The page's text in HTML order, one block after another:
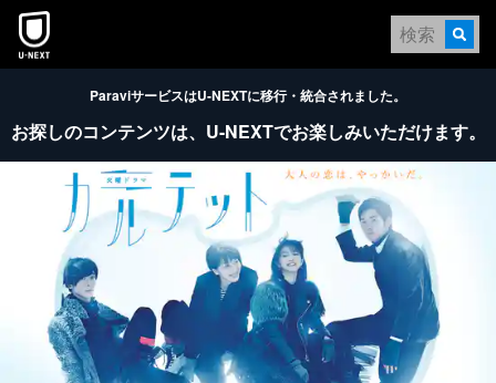
本文へスキップ
ParaviサービスはU-NEXTに移行・統合されました。
お探しのコンテンツは、 U-NEXTでお楽しみいただけます。